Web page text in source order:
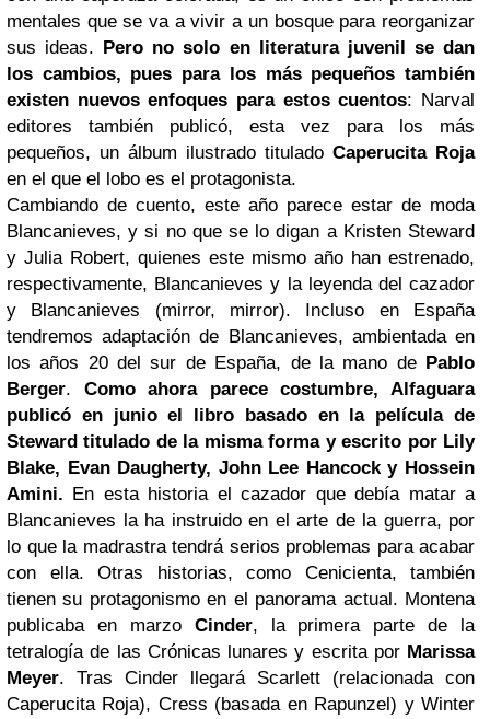
mentales que se va a vivir a un bosque para reorganizar
sus ideas. Pero no solo en literatura juvenil se dan
los cambios, pues para los más pequeños también
existen nuevos enfoques para estos cuentos: Narval
editores también publicó, esta vez para los más
pequeños, un álbum ilustrado titulado Caperucita Roja
en el que el lobo es el protagonista.
Cambiando de cuento, este año parece estar de moda
Blancanieves, y si no que se lo digan a Kristen Steward
y Julia Robert, quienes este mismo año han estrenado,
respectivamente, Blancanieves y la leyenda del cazador
y Blancanieves (mirror, mirror). Incluso en España
tendremos adaptación de Blancanieves, ambientada en
los años 20 del sur de España, de la mano de Pablo
Berger. Como ahora parece costumbre, Alfaguara
publicó en junio el libro basado en la película de
Steward titulado de la misma forma y escrito por Lily
Blake, Evan Daugherty, John Lee Hancock y Hossein
Amini. En esta historia el cazador que debía matar a
Blancanieves la ha instruido en el arte de la guerra, por
lo que la madrastra tendrá serios problemas para acabar
con ella. Otras historias, como Cenicienta, también
tienen su protagonismo en el panorama actual. Montena
publicaba en marzoCinder, la primera parte de la
tetralogía de las Crónicas lunares y escrita por Marissa
Meyer. Tras Cinder llegará Scarlett (relacionada con
Caperucita Roja), Cress (basada en Rapunzel) y Winter